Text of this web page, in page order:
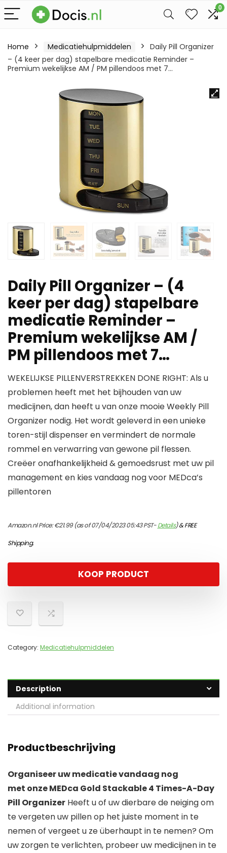
0
Home Medicatiehulpmiddelen
Daily Pill Organizer
– (4 keer per dag) stapelbare medicatie Reminder –
Premium wekelijkse AM / PM pillendoos met 7…
Daily Pill Organizer – (4
keer per dag) stapelbare
medicatie Reminder –
Premium wekelijkse AM /
PM pillendoos met 7…
WEKELIJKSE PILLENVERSTREKKEN DONE RIGHT: Als u
problemen heeft met het bijhouden van uw
medicijnen, dan heeft u van onze mooie Weekly Pill
Organizer nodig. Het wordt geleverd in een unieke
toren-stijl dispenser en vermindert de normale
rommel en verwarring van gewone pil flessen.
Creëer onafhankelijkheid & gemoedsrust met uw pil
management en kies vandaag nog voor MEDca’s
pillentoren
Amazon.nl Price:€21.99(as of 07/04/2023 05:43 PST-Details)&FREE
Shipping.
KOOP PRODUCT
Category: Medicatiehulpmiddelen
Description
Additional information
Productbeschrijving
Organiseer uw medicatie vandaag nog
met onze MEDca Gold Stackable 4 Times-A-Day
Pill Organizer Heeft u of uw dierbare de neiging om
te vergeten uw pillen op het juiste moment in te
nemen of vergeet u ze überhaupt in te nemen? Om
uw zorgen te verlichten, probeer uw medicijnen in te